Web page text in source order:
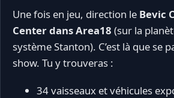
Une fois en jeu, direction le Bevic
Center dans Area18 (sur la
système Stanton). C’est là que se
show. Tu y trouveras :
34 vaisseaux et véhicules